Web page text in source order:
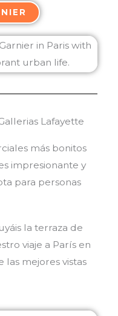
Lafayette
más bonitos
impresionante y
para personas
la terraza de
viaje a París en
las mejores vistas